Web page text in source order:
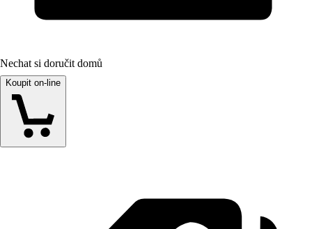
Nechat si doručit domů
Koupit on-line